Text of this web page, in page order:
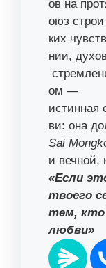
ов на
оюз
ких
нии,
ом —
истинная
ви: она
Sai
и вечной,
«Если
твоего
тем, кто
любви»